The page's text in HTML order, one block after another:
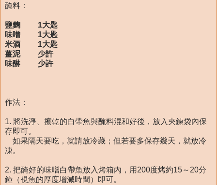
醃料：
鹽麴 1大匙
味噌 1大匙
米酒 1大匙
薑泥 少許
味醂 少許
作法：
1. 將洗淨、擦乾的白帶魚與醃料混和好後，放入夾鍊袋內保
存即可。
如果隔天要吃，就請放冷藏；但若要多保存幾天，就放冷
凍。
2. 把醃好的味噌白帶魚放入烤箱內，用200度烤約15～20分
鐘（視魚的厚度增減時間）即可。